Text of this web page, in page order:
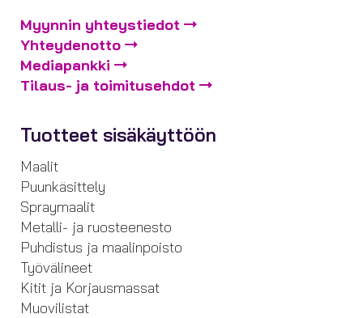
Myynnin yhteystiedot
Yhteydenotto
Mediapankki
Tilaus- ja toimitusehdot
Tuotteet sisäkäyttöön
Maalit
Puunkäsittely
Spraymaalit
Metalli- ja ruosteenesto
Puhdistus ja maalinpoisto
Työvälineet
Kitit ja Korjausmassat
Muovilistat